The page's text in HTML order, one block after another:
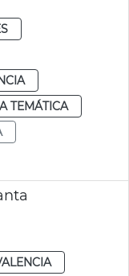
TEMÁTICA